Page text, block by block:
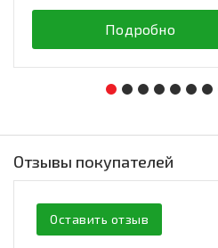
Подробно
Отзывы покупателей
Оставить отзыв